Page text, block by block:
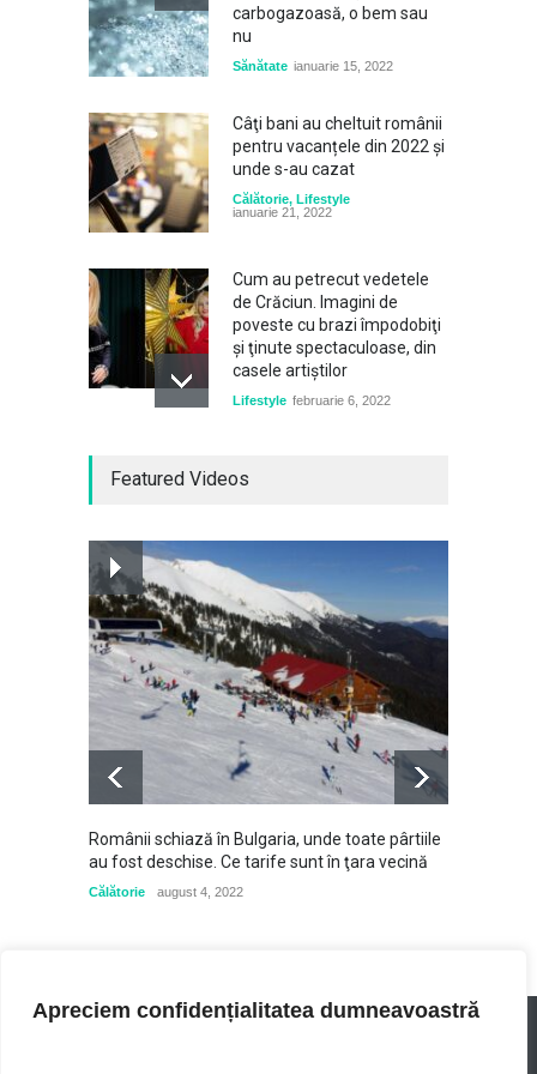
Apreciem confidențialitatea dumneavoastră
carbogazoasă, o bem sau
nu
Sănătate ianuarie 15, 2022
Câţi bani au cheltuit românii
pentru vacanțele din 2022 și
unde s-au cazat
Călătorie, Lifestyle
ianuarie 21, 2022
Cum au petrecut vedetele
de Crăciun. Imagini de
poveste cu brazi împodobiţi
şi ţinute spectaculoase, din
casele artiştilor
Lifestyle februarie 6, 2022
supraviețuit în ocean timp
că voi muri de frig
Lume
"Cum își protejează China
copiii și îi prostesc pe ai
noștri cu TikTok" - Analiză
Le Figaro
Știință februarie 22, 2022
Featured Videos
Românii schiază în Bulgaria, unde toate pârtiile
au fost deschise. Ce tarife sunt în ţara vecină
Călătorie august 4, 2022